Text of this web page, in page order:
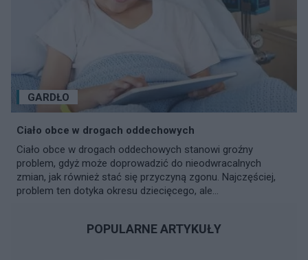
GARDŁO
Ciało obce w drogach oddechowych
Ciało obce w drogach oddechowych stanowi groźny
problem, gdyż może doprowadzić do nieodwracalnych
zmian, jak również stać się przyczyną zgonu. Najczęściej,
problem ten dotyka okresu dziecięcego, ale...
POPULARNE ARTYKUŁY